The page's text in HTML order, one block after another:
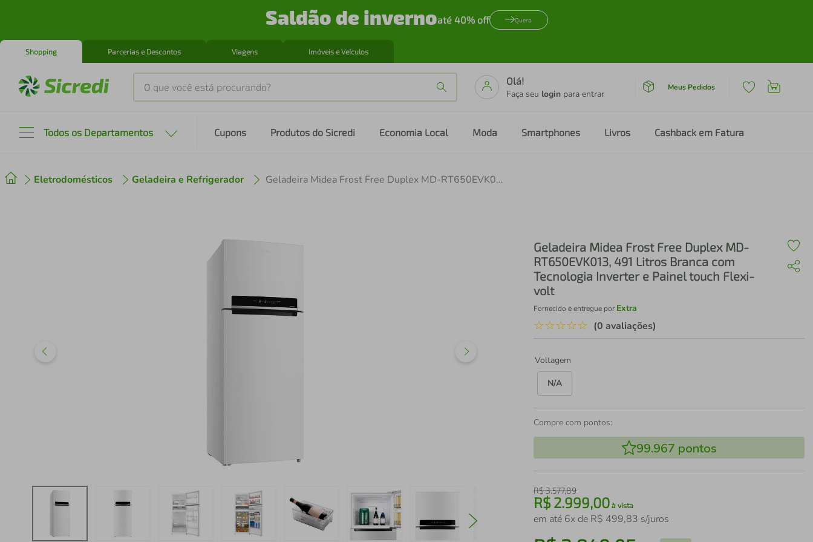
Saldão de invernoaté 40% off Quero
Shopping Parcerias e Descontos Viagens Imóveis e Veículos
O que você está procurando?
Olá!
Faça seu login para entrar
Meus Pedidos
Todos os Departamentos Cupons Produtos do Sicredi Economia Local Moda Smartphones Livros Cashback em Fatura
Eletrodomésticos Geladeira e Refrigerador Geladeira Midea Frost Free Duplex MD-RT650EVK013, 491 Litros Branca com Tecnologia Inverter e Painel touch Flexi-volt
Geladeira Midea Frost Free Duplex MD-
RT650EVK013, 491 Litros Branca com
Tecnologia Inverter e Painel touch Flexi-
volt
Fornecido e entregue por Extra
☆☆☆☆☆ (0 avaliações)
Voltagem
N/A
Compre com pontos:
99.967 pontos
R$3.577,89
R$2.999,00 à vista
em até 6x de R$ 499,83 s/juros
2º cafeteira